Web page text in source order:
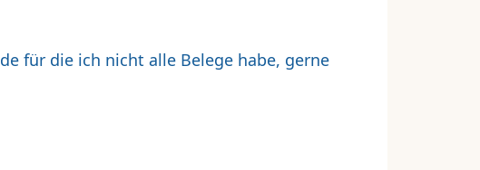
für die ich nicht alle Belege habe, gerne